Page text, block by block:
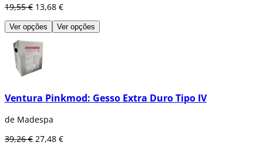
19,55 € 13,68 €
Ver opções Ver opções
Ventura Pinkmod: Gesso Extra Duro Tipo IV
de Madespa
39,26 € 27,48 €